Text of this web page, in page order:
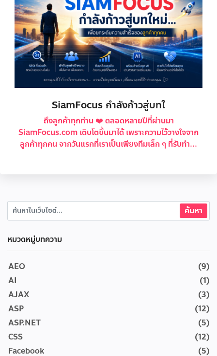
SiamFocus กำลังก้าวสู่บทใ
ถึงลูกค้าทุกท่าน ❤️ ตลอดหลายปีที่ผ่านมา
SiamFocus.com เติบโตขึ้นมาได้ เพราะความไว้วางใจจาก
ลูกค้าทุกคน จากวันแรกที่เราเป็นเพียงทีมเล็ก ๆ ที่รับทำ...
หมวดหมู่บทความ
AEO
(9)
AI
(1)
AJAX
(3)
ASP
(12)
ASP.NET
(5)
CSS
(12)
Facebook
(5)